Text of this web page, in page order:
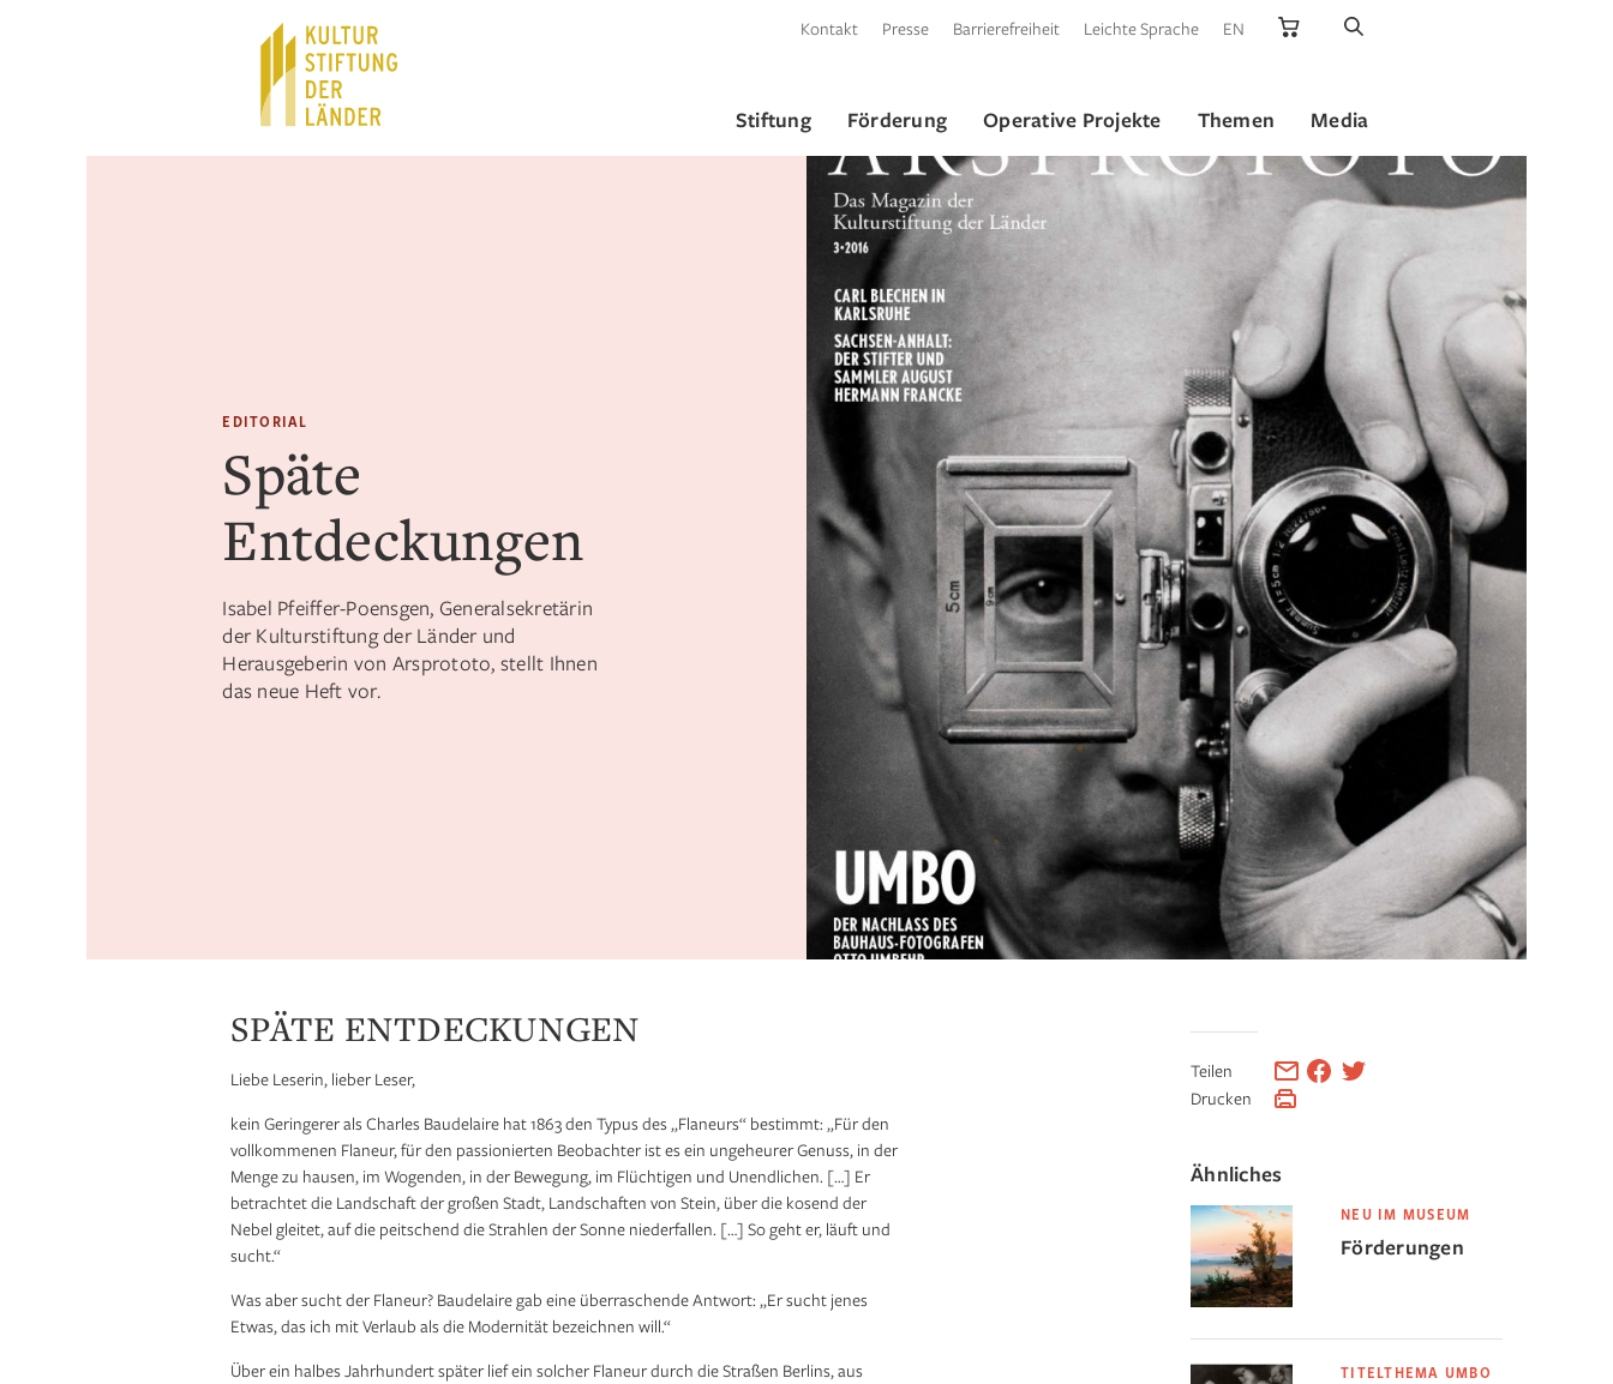
Kontakt Presse Barrierefreiheit Leichte Sprache EN
Stiftung Förderung Operative Projekte Themen Media
EDITORIAL
Späte
Entdeckungen
Isabel Pfeiffer-Poensgen, Generalsekretärin
der Kulturstiftung der Länder und
Herausgeberin von Arsprototo, stellt Ihnen
das neue Heft vor.
SPÄTE ENTDECKUNGEN
Liebe Leserin, lieber Leser,
kein Geringerer als Charles Baudelaire hat 1863 den Typus des „Flaneurs“ bestimmt: „Für den
vollkommenen Flaneur, für den passionierten Beobachter ist es ein ungeheurer Genuss, in der
Menge zu hausen, im Wogenden, in der Bewegung, im Flüchtigen und Unendlichen. […] Er
betrachtet die Landschaft der großen Stadt, Landschaften von Stein, über die kosend der
Nebel gleitet, auf die peitschend die Strahlen der Sonne niederfallen. […] So geht er, läuft und
sucht.“
Was aber sucht der Flaneur? Baudelaire gab eine überraschende Antwort: „Er sucht jenes
Etwas, das ich mit Verlaub als die Modernität bezeichnen will.“
Über ein halbes Jahrhundert später lief ein solcher Flaneur durch die Straßen Berlins, aus
Teilen
Drucken
Ähnliches
NEU IM MUSEUM
Förderungen
TITELTHEMA UMBO